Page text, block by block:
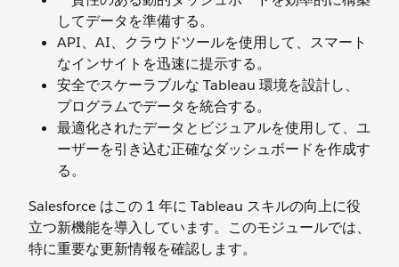
してデータを準備する。
API、AI、クラウドツールを使用して、スマート
なインサイトを迅速に提示する。
安全でスケーラブルな Tableau 環境を設計し、
プログラムでデータを統合する。
最適化されたデータとビジュアルを使用して、ユ
ーザーを引き込む正確なダッシュボードを作成す
る。
Salesforce はこの 1 年に Tableau スキルの向上に役
立つ新機能を導入しています。このモジュールでは、
特に重要な更新情報を確認します。